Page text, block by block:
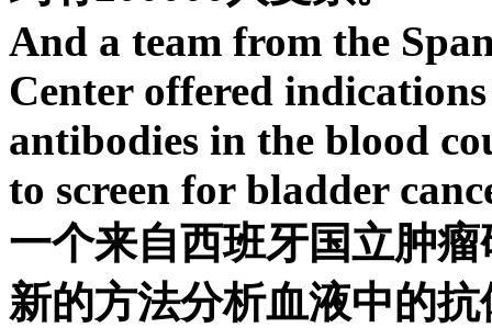
And a team from the
Center offered
antibodies in the blood
to screen for bladder
一个来自西班牙国立肿
新的方法分析血液中的